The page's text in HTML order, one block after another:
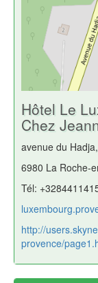
Hôtel Le
Chez
avenue du
6980 La Roche-
Tél:
http://
provence/